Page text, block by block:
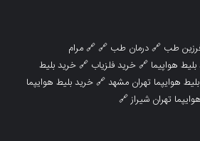
طب 🔗درمان طب 🔗 🔗مرام
هواپیما 🔗خرید فلزیاب 🔗خرید بلیط
هوایپما تهران مشهد🔗خرید بلیط هوایپما
تهران شیراز🔗